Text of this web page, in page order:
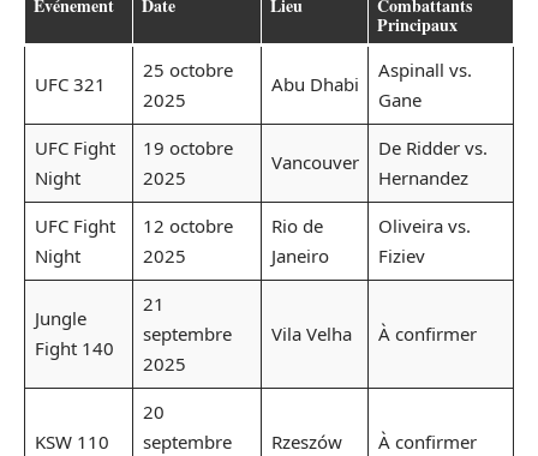
Événement Date Lieu Combattants
Principaux
UFC 321
25 octobre
2025
Abu Dhabi
Aspinall vs.
Gane
UFC Fight
Night
19 octobre
2025
Vancouver
De Ridder vs.
Hernandez
UFC Fight
Night
12 octobre
2025
Rio de
Janeiro
Oliveira vs.
Fiziev
Jungle
Fight 140
21
septembre
2025
Vila Velha À confirmer
KSW 110
20
septembre
Rzeszów À confirmer